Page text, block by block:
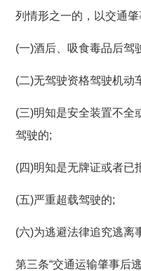
列情形之一的，以交通肇
(一)酒后、吸食毒品后驾
(二)无驾驶资格驾驶机动
(三)明知是安全装置不全
驾驶的;
(四)明知是无牌证或者已
(五)严重超载驾驶的;
(六)为逃避法律追究逃离
第三条“交通运输肇事后